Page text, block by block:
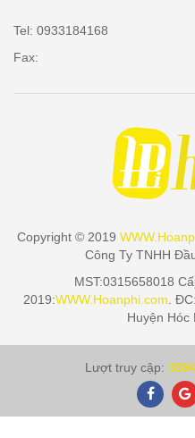
Tel: 0933184168
Fax:
Copyright © 2019
Công Ty TNHH
MST:0315658018
2019:WWW.Hoanphi.com .
Huyện Hóc
Lượt truy cập: